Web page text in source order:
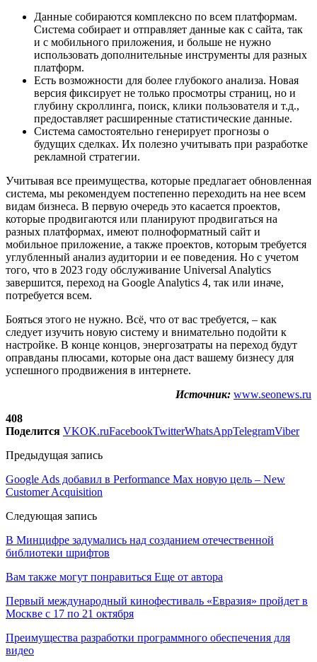
Данные собираются комплексно по всем платформам.
Система собирает и отправляет данные как с сайта, так
и с мобильного приложения, и больше не нужно
использовать дополнительные инструменты для разных
платформ.
Есть возможности для более глубокого анализа. Новая
версия фиксирует не только просмотры страниц, но и
глубину скроллинга, поиск, клики пользователя и т.д.,
предоставляет расширенные статистические данные.
Система самостоятельно генерирует прогнозы о
будущих сделках. Их полезно учитывать при разработке
рекламной стратегии.
Учитывая все преимущества, которые предлагает обновленная
система, мы рекомендуем постепенно переходить на нее всем
видам бизнеса. В первую очередь это касается проектов,
которые продвигаются или планируют продвигаться на
разных платформах, имеют полноформатный сайт и
мобильное приложение, а также проектов, которым требуется
углубленный анализ аудитории и ее поведения. Но с учетом
того, что в 2023 году обслуживание Universal Analytics
завершится, переход на Google Analytics 4, так или иначе,
потребуется всем.
Бояться этого не нужно. Всё, что от вас требуется, – как
следует изучить новую систему и внимательно подойти к
настройке. В конце концов, энергозатраты на переход будут
оправданы плюсами, которые она даст вашему бизнесу для
успешного продвижения в интернете.
Источник: www.seonews.ru
408
Поделится VKOK.ruFacebookTwitterWhatsAppTelegramViber
Предыдущая запись
Google Ads добавил в Performance Max новую цель – New
Customer Acquisition
Следующая запись
В Минцифре задумались над созданием отечественной
библиотеки шрифтов
Вам также могут понравиться Еще от автора
Первый международный кинофестиваль «Евразия» пройдет в
Москве с 17 по 21 октября
Преимущества разработки программного обеспечения для
видео